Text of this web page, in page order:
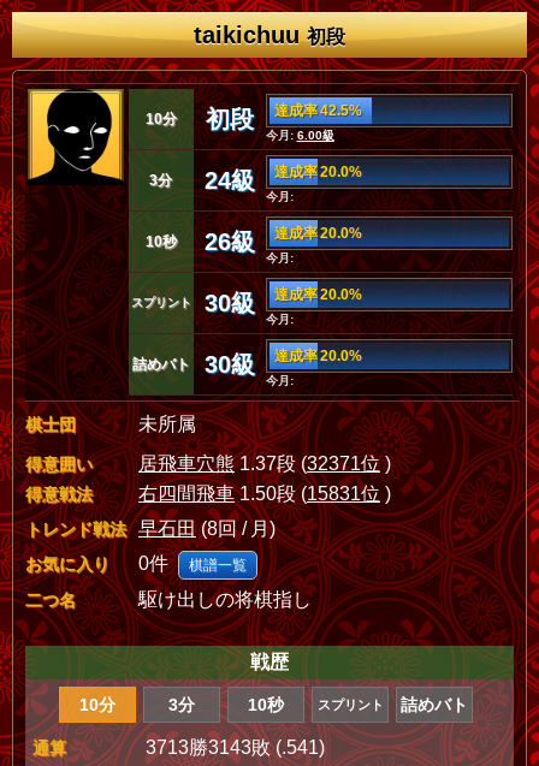
taikichuu初段
10分 初段 達成率 42.5%
今月:6.00級
3分 24級 達成率 20.0%
今月:
10秒 26級 達成率 20.0%
今月:
スプリント 30級 達成率 20.0%
今月:
詰めバト 30級 達成率 20.0%
今月:
棋士団 未所属
得意囲い 居飛車穴熊1.37段 (32371位)
得意戦法 右四間飛車1.50段 (15831位 )
トレンド戦法 早石田(8回 / 月)
お気に入り 0件 棋譜一覧
二つ名 駆け出しの将棋指し
戦歴
10分 3分 10秒 スプリント 詰めバト
通算 3713勝3143敗 (.541)